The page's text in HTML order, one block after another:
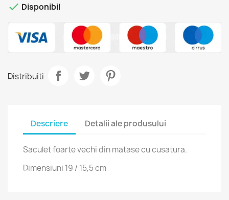
 Disponibil
Distribuiti
Descriere Detalii ale produsului
Saculet foarte vechi din matase cu cusatura.
Dimensiuni 19 / 15,5 cm